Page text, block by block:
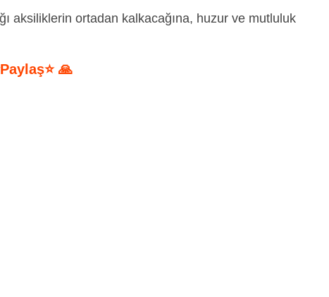
aksiliklerin ortadan kalkacağına, huzur ve mutluluk
🙏